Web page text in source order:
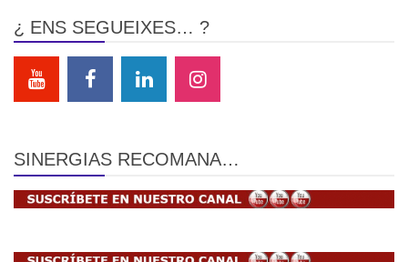
¿ ENS SEGUEIXES… ?
SINERGIAS RECOMANA…